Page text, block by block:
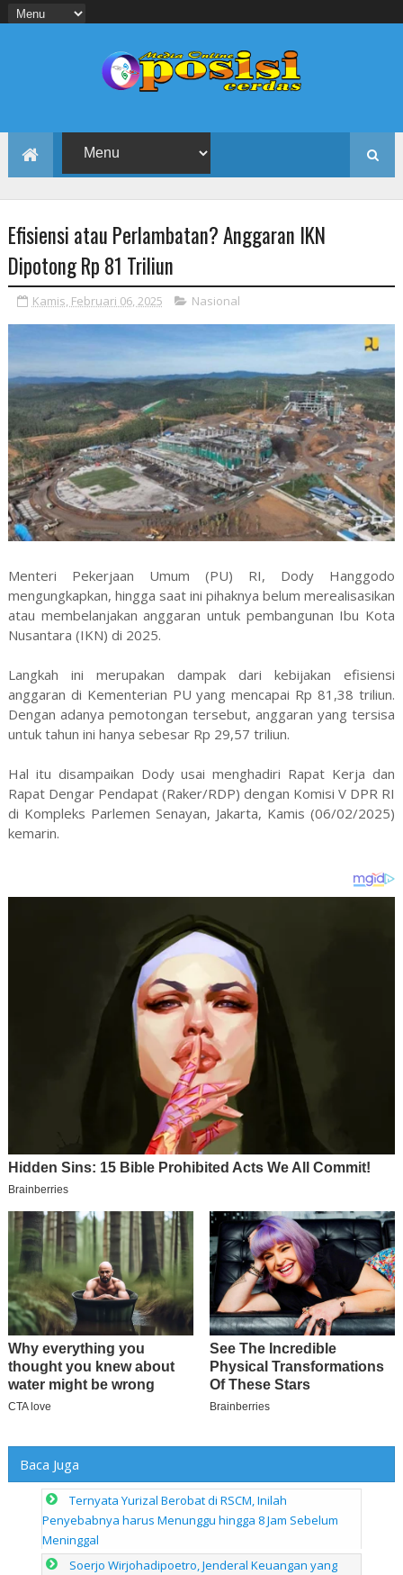
Efisiensi atau Perlambatan? Anggaran IKN
Dipotong Rp 81 Triliun
Kamis, Februari 06, 2025 Nasional
Menteri Pekerjaan Umum (PU) RI, Dody Hanggodo
mengungkapkan, hingga saat ini pihaknya belum merealisasikan
atau membelanjakan anggaran untuk pembangunan Ibu Kota
Nusantara (IKN) di 2025.
Langkah ini merupakan dampak dari kebijakan efisiensi
anggaran di Kementerian PU yang mencapai Rp 81,38 triliun.
Dengan adanya pemotongan tersebut, anggaran yang tersisa
untuk tahun ini hanya sebesar Rp 29,57 triliun.
Hal itu disampaikan Dody usai menghadiri Rapat Kerja dan
Rapat Dengar Pendapat (Raker/RDP) dengan Komisi V DPR RI
di Kompleks Parlemen Senayan, Jakarta, Kamis (06/02/2025)
kemarin.
Baca Juga
Ternyata Yurizal Berobat di RSCM, Inilah
Penyebabnya harus Menunggu hingga 8 Jam Sebelum
Meninggal
Soerjo Wirjohadipoetro, Jenderal Keuangan yang